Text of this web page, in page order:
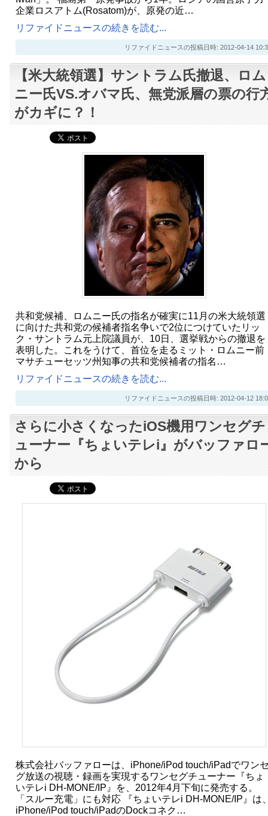
企業ロスアトム(Rosatom)が、原発の近…
リファイドニュースの続きを読む...
リファイドニュースの投稿日時: 2012-04-14
【米大統領選】サントラム氏撤退、ロム
ニー氏VS.オバマ氏、無党派層の票の行
がカギに？！
共和党候補、ロムニー氏の指名が確実に11月の米大統領選
に向けた共和党の候補者指名争いで2位につけていたリッ
ク・サントラム元上院議員が、10日、選挙戦からの撤退を
表明した。これをうけて、首位を走るミット・ロムニー前
マサチューセッツ州知事の共和党候補者の指名…
リファイドニュースの続きを読む...
リファイドニュースの投稿日時: 2012-04-12
さらに小さくなったiOS機用ワンセグチ
ューナー『ちょいテレi』がバッファロ
から
株式会社バッファローは、iPhone/iPod touch/iPadでワン
グ放送の視聴・録画を実現するワンセグチューナー『ちょ
いテレi DH-MONE/IP』を、2012年4月下旬に発売する。
「スルー充電」にも対応 『ちょいテレi DH-MONE/IP』は
iPhone/iPod touch/iPadのDockコネク…